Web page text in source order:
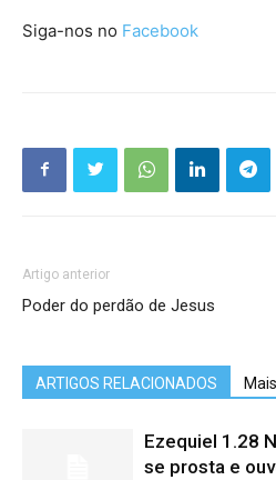
Siga-nos no Facebook
Artigo anterior
Poder do perdão de Jesus
ARTIGOS RELACIONADOS
Ezequiel 1.28
se prosta e